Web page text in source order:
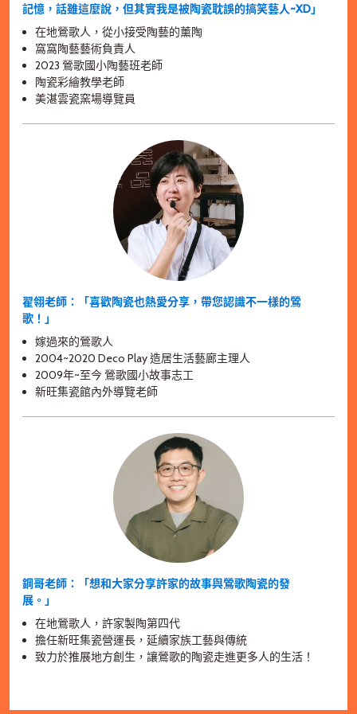
記憶，話雖這麼說，但其實我是被陶瓷耽誤的搞笑藝人~XD」
在地鶯歌人，從小接受陶藝的薰陶
窩窩陶藝藝術負責人
2023 鶯歌國小陶藝班老師
陶瓷彩繪教學老師
美湛雲瓷窯場導覽員
翟翎老師：「喜歡陶瓷也熱愛分享，帶您認識不一樣的鶯
歌！」
嫁過來的鶯歌人
2004~2020 Deco Play 造居生活藝廊主理人
2009年~至今 鶯歌國小故事志工
新旺集瓷館內外導覽老師
鋼哥老師：「想和大家分享許家的故事與鶯歌陶瓷的發
展。」
在地鶯歌人，許家製陶第四代
擔任新旺集瓷營運長，延續家族工藝與傳統
致力於推展地方創生，讓鶯歌的陶瓷走進更多人的生活！